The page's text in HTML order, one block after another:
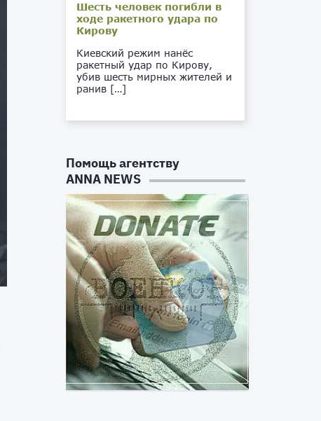
Шесть человек погибли в
ходе ракетного удара по
Кирову
Киевский режим нанёс
ракетный удар по Кирову,
убив шесть мирных жителей и
ранив […]
Помощь агентству
ANNA NEWS